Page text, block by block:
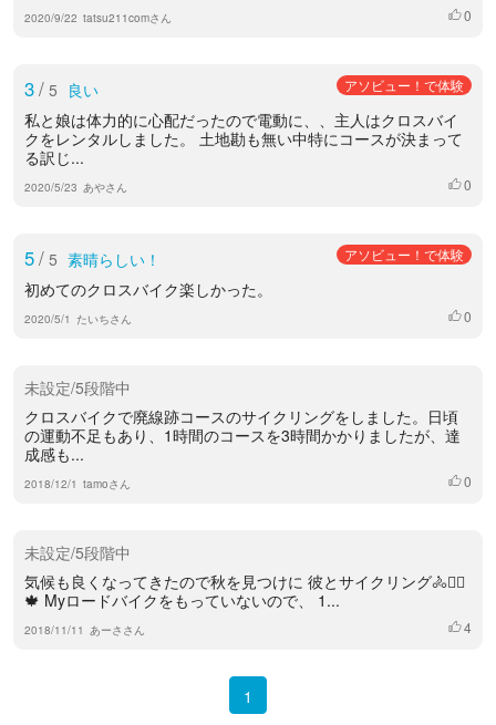
2020/9/22 tatsu211comさん いいね
0
3/ 5 良い アソビュー！で体験
私と娘は体力的に心配だったので電動に、、主人はクロスバイ
クをレンタルしました。 土地勘も無い中特にコースが決まって
る訳じ...
2020/5/23 あやさん いいね
0
5/ 5 素晴らしい！ アソビュー！で体験
初めてのクロスバイク楽しかった。
2020/5/1 たいちさん いいね
0
未設定/5段階中
クロスバイクで廃線跡コースのサイクリングをしました。日頃
の運動不足もあり、1時間のコースを3時間かかりましたが、達
成感も...
2018/12/1 tamoさん いいね
0
未設定/5段階中
気候も良くなってきたので秋を見つけに 彼とサイクリング🚴🚴‍♀️
🍁 Myロードバイクをもっていないので、 1...
2018/11/11 あーささん いいね
4
1